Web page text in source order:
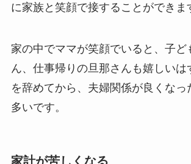
に家族と笑顔で接することができま
家の中でママが笑顔でいると、子ど
ん、仕事帰りの旦那さんも嬉しいは
を辞めてから、夫婦関係が良くなっ
多いです。
家計が苦しくなる